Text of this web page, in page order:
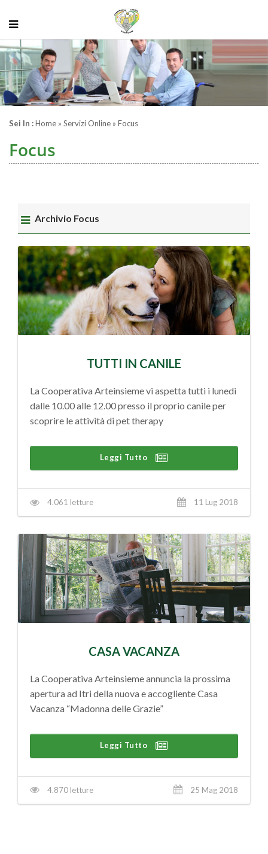
Sei In :Home » Servizi Online » Focus
Focus
Archivio Focus
TUTTI IN CANILE
La Cooperativa Arteinsieme vi aspetta tutti i lunedì
dalle 10.00 alle 12.00 presso il proprio canile per
scoprire le attività di pet therapy
Leggi Tutto
4.061 letture 11 Lug 2018
CASA VACANZA
La Cooperativa Arteinsieme annuncia la prossima
apertura ad Itri della nuova e accogliente Casa
Vacanza “Madonna delle Grazie”
Leggi Tutto
4.870 letture 25 Mag 2018